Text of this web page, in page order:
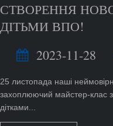
СТВОРЕННЯ
ДІТЬМИ ВПО!
2023-11-
25 листопада наші
захоплюючий майстер-клас з
дітками...